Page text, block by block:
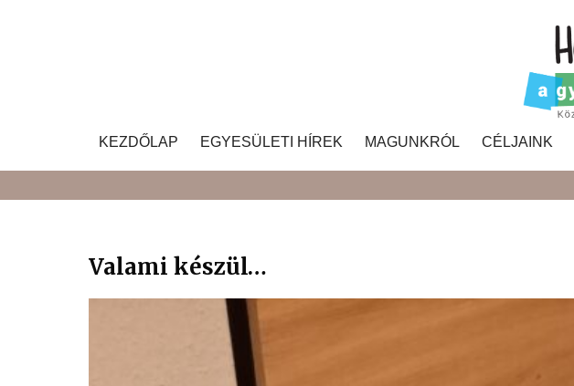
KEZDŐLAP EGYESÜLETI HÍREK MAGUNKRÓL CÉLJAINK
Valami készül…